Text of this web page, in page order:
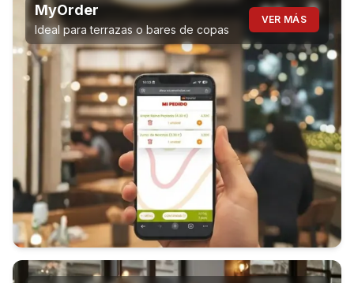
MyOrder
Ideal para terrazas o bares de copas
VER MÁS